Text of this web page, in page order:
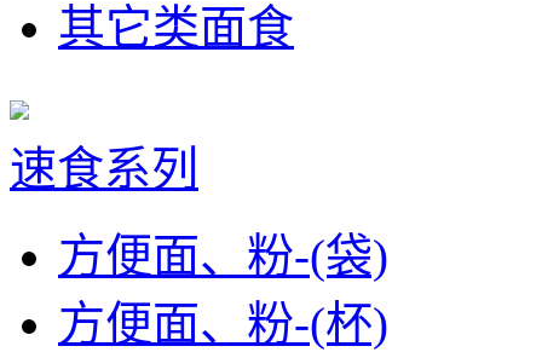
其它类面食
速食系列
方便面、粉-(袋)
方便面、粉-(杯)